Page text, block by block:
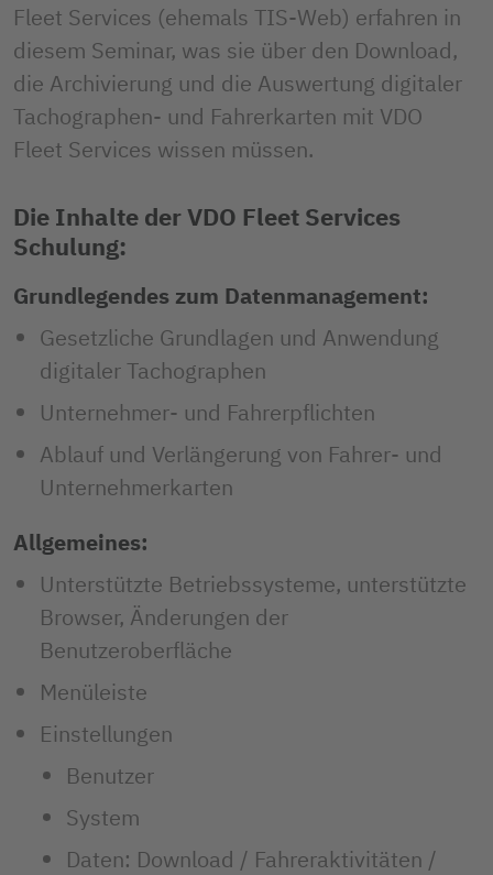
Fleet Services (ehemals TIS-Web) erfahren in
diesem Seminar, was sie über den Download,
die Archivierung und die Auswertung digitaler
Tachographen- und Fahrerkarten mit VDO
Fleet Services wissen müssen.
Die Inhalte der VDO Fleet Services
Schulung:
Grundlegendes zum Datenmanagement:
Gesetzliche Grundlagen und Anwendung
digitaler Tachographen
Unternehmer- und Fahrerpflichten
Ablauf und Verlängerung von Fahrer- und
Unternehmerkarten
Allgemeines:
Unterstützte Betriebssysteme, unterstützte
Browser, Änderungen der
Benutzeroberfläche
Menüleiste
Einstellungen
Benutzer
System
Daten: Download / Fahreraktivitäten /